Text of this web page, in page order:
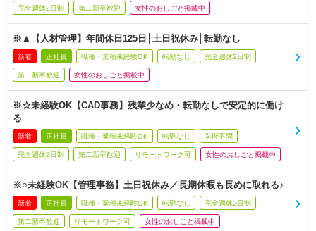
完全週休2日制 第二新卒歓迎 女性のおしごと掲載中
※▲【人材管理】年間休日125日│土日祝休み│転勤なし
新着 正社員 職種・業種未経験OK 転勤なし 完全週休2日制
第二新卒歓迎 女性のおしごと掲載中
※☆未経験OK【CAD事務】残業少なめ・転勤なしで安定的に働け
る
新着 正社員 職種・業種未経験OK 転勤なし 学歴不問
完全週休2日制 第二新卒歓迎 リモートワーク可 女性のおしごと掲載中
※○未経験OK【管理事務】土日祝休み／長期休暇も長めに取れる♪
新着 正社員 職種・業種未経験OK 転勤なし 完全週休2日制
第二新卒歓迎 リモートワーク可 女性のおしごと掲載中